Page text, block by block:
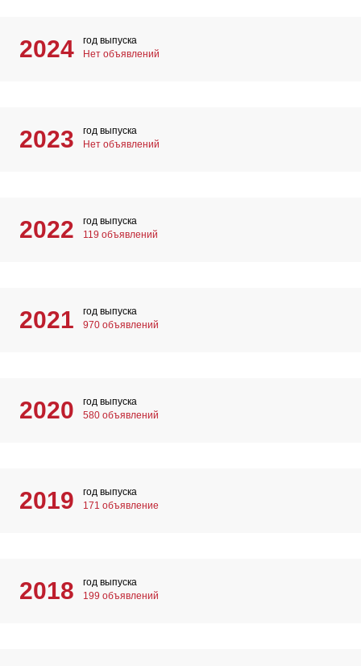
2024
год выпуска
Нет объявлений
2023
год выпуска
Нет объявлений
2022
год выпуска
119 объявлений
2021
год выпуска
970 объявлений
2020
год выпуска
580 объявлений
2019
год выпуска
171 объявление
2018
год выпуска
199 объявлений